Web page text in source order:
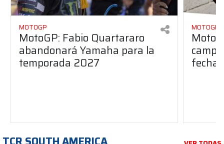
MOTOGP
MotoGP: Fabio Quartararo
abandonará Yamaha para la
temporada 2027
MOTOGP
fecha